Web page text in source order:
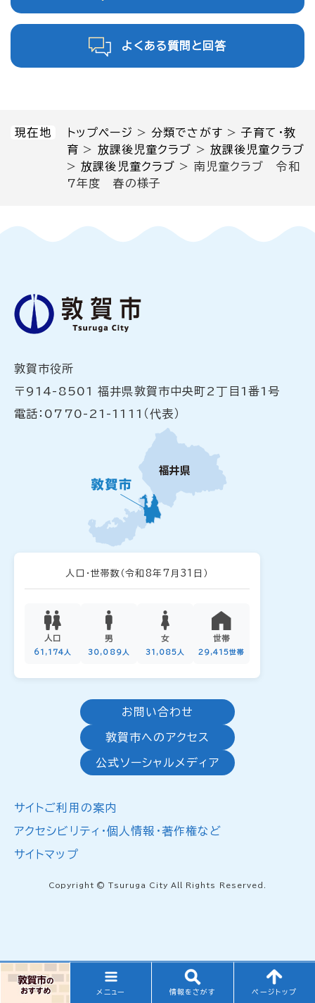
メニュー 情報をさがす ページトップ
現在地 トップページ >分類でさがす >子育て・教
育 > 放課後児童クラブ > 放課後児童クラブ
>放課後児童クラブ > 南児童クラブ 令和
7年度 春の様子
よくある質問と回答
敦賀市役所
〒914-8501 福井県敦賀市中央町2丁目1番1号
電話：0770-21-1111（代表）
人口・世帯数 （令和8年7月31日）
人口
61,174人
男
30,089人
女
31,085人
世帯
29,415世帯
お問い合わせ
敦賀市へのアクセス
公式ソーシャルメディア
サイトご利用の案内
アクセシビリティ・個人情報・著作権など
サイトマップ
Copyright © Tsuruga City All Rights Reserved.